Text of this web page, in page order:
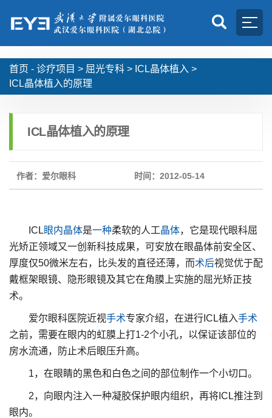
首页 - 诊疗项目 > 屈光专科 > ICL晶体植入 >
ICL晶体植入的原理
ICL晶体植入的原理
作者：爱尔眼科 时间：2012-05-14
ICL眼内晶体是一种柔软的人工晶体，它是现代眼科屈
光矫正领域又一创新科技成果，可安放在眼晶体前安全区、
厚度仅50微米左右，比头发的直径还薄，而术后视觉优于配
戴框架眼镜、隐形眼镜及其它在角膜上实施的屈光矫正技
术。
爱尔眼科医院近视手术专家介绍，在进行ICL植入手术
之前，需要在眼内的虹膜上打1-2个小孔，以保证该部位的
房水流通，防止术后眼压升高。
1，在眼睛的黑色和白色之间的部位制作一个小切口。
2，向眼内注入一种凝胶保护眼内组织，再将ICL推注到
眼内。